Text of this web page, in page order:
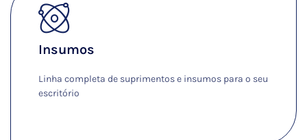
Insumos
Linha completa de suprimentos e insumos para o seu
escritório